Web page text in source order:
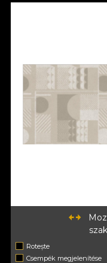
Rotește
Csempék megjelenítése